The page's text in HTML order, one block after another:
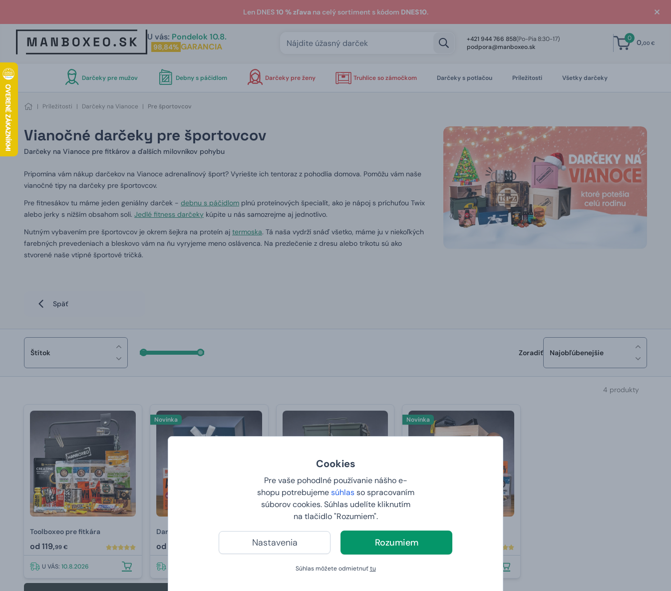
Cookies
Pre vaše pohodlné používanie nášho e-
shopu potrebujemesúhlasso spracovaním
súborov cookies. Súhlas udelíte kliknutím
na tlačidlo "Rozumiem".
Nastavenia Rozumiem
Súhlas môžete odmietnuťtu
Len DNES10 % zľavana celý sortiment s kódom DNES10.
U vás: Pondelok 10.8.
98,84% GARANCIA
+421 944 766 858(Po-Pia 8:30-17)
podpora@manboxeo.sk
0 0,00 €
Darčeky pre mužov Debny s páčidlom Darčeky pre ženy Truhlice so zámočkom Darčeky s potlačou Príležitosti Všetky darčeky
| Príležitosti | Darčeky na Vianoce | Pre športovcov
Vianočné darčeky pre športovcov
Darčeky na Vianoce pre fitkárov a ďalších milovníkov pohybu
Pripomína vám nákup darčekov na Vianoce adrenalínový šport? Vyriešte ich tentoraz z pohodlia domova. Pomôžu vám naše
vianočné tipy na darčeky pre športovcov.
Pre fitnesákov tu máme jeden geniálny darček - debnu s páčidlom plnú proteínových špecialít, ako je nápoj s príchuťou Twix
alebo jerky s nižším obsahom soli. Jedlé fitness darčeky kúpite u nás samozrejme aj jednotlivo.
Nutným vybavením pre športovcov je okrem šejkra na proteín aj termoska. Tá naša vydrží snáď všetko, máme ju v niekoľkých
farebných prevedeniach a bleskovo vám na ňu vyryjeme meno oslávenca. Na prezlečenie z dresu alebo trikotu sú ako
stvorené naše vtipné športové tričká.
Späť
Štítok Zoradiť Najobľúbenejšie
4 produkty
Toolboxeo pre fitkára
od119,99 €
U VÁS: 10.8.2026
Novinka
Darčeková sada pre Fitnesákov
od
Armyboxeo pre fitnesákov
od89,
U VÁS: 10.8.2026
Novinka
Debna pre fitnesáka
od